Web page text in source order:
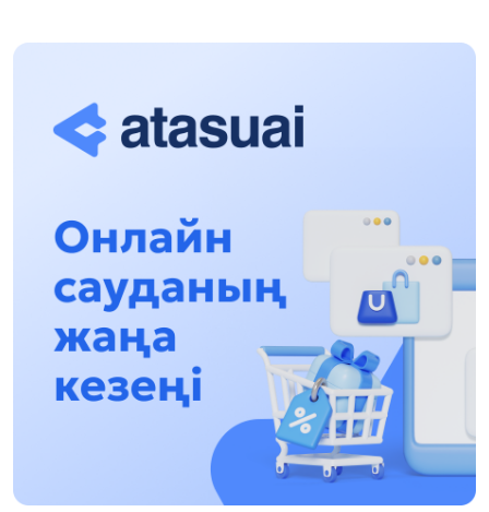
«Заң керуені» жобасы: Абай облысында
17:31, 31 Шілде 2026
13:13, 30 Шілде 2026
Асхат Асылбеков: Күшті билікке күшті
тұлғалар керек!
12:01, 28 Шілде 2026
Абзал Достияр: Думан Мұхаметкәрімді
Алматы түрмесіне ауыстыруы мүмкін
16:15, 27 Шілде 2026